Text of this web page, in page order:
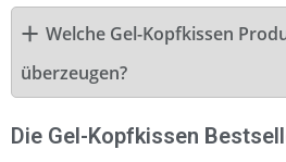
Welche Gel-Kopfkissen
überzeugen?
Die Gel-Kopfkissen